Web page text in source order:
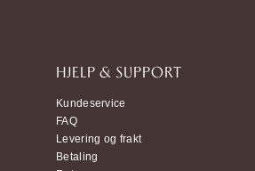
HJELP & SUPPORT
Kundeservice
FAQ
Levering og frakt
Betaling